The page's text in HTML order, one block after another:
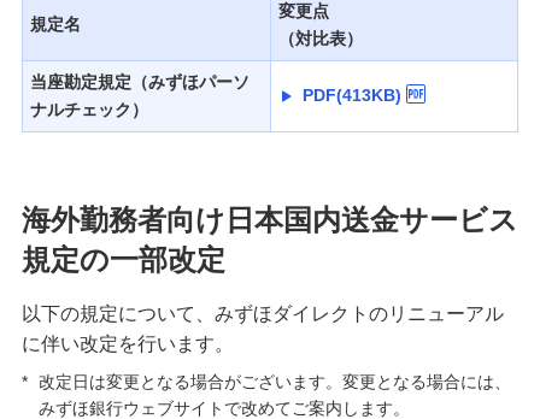
規定名
変更点
（対比表）
当座勘定規定（みずほパーソ
ナルチェック）
PDF(413KB)
海外勤務者向け日本国内送金サービス
規定の一部改定
以下の規定について、みずほダイレクトのリニューアル
に伴い改定を行います。
* 改定日は変更となる場合がございます。変更となる場合には、
みずほ銀行ウェブサイトで改めてご案内します。